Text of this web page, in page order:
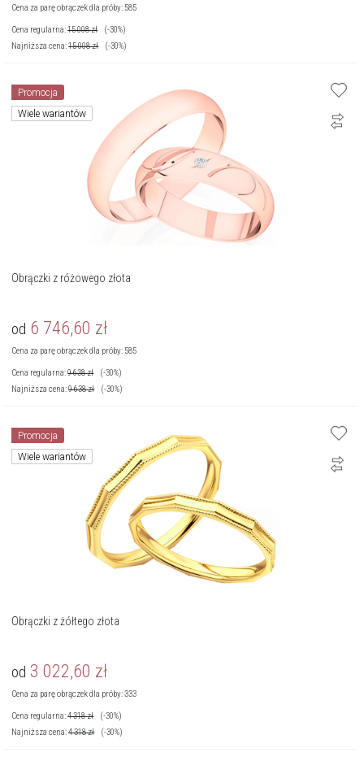
Cena za parę obrączek dla próby: 585
Cena regularna:15 008zł
(-30%)
Najniższa cena:15 008zł (-30%)
Promocja
Wiele wariantów
Obrączki z różowego złota
od 6 746,60 zł
Cena za parę obrączek dla próby: 585
Cena regularna:9 638zł
(-30%)
Najniższa cena:9 638zł (-30%)
Promocja
Wiele wariantów
Obrączki z żółtego złota
od 3 022,60 zł
Cena za parę obrączek dla próby: 333
Cena regularna:4 318zł
(-30%)
Najniższa cena:4 318zł (-30%)